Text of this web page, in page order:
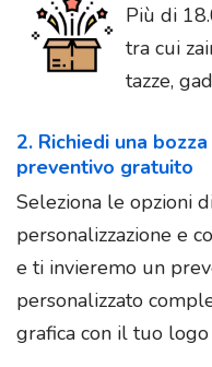
Più di
tra cui
tazze,
2. Richiedi una
preventivo gratuito
Seleziona le opzioni
personalizzazione e
e ti invieremo un
personalizzato
grafica con il tuo logo